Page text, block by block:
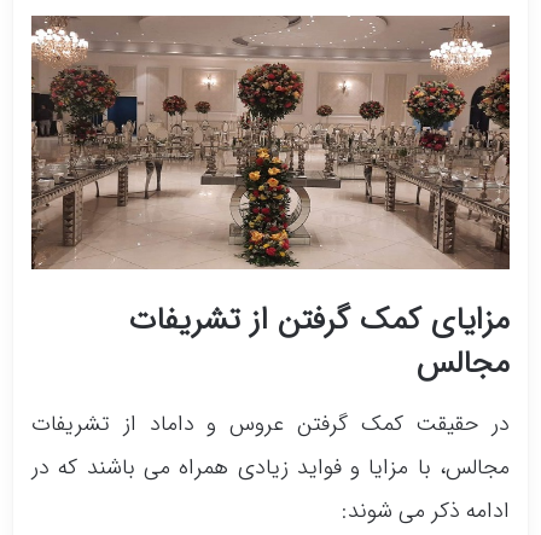
مزایای کمک گرفتن از تشریفات
مجالس
در حقیقت کمک گرفتن عروس و داماد از تشریفات
مجالس، با مزایا و فواید زیادی همراه می باشند که در
ادامه ذکر می شوند: